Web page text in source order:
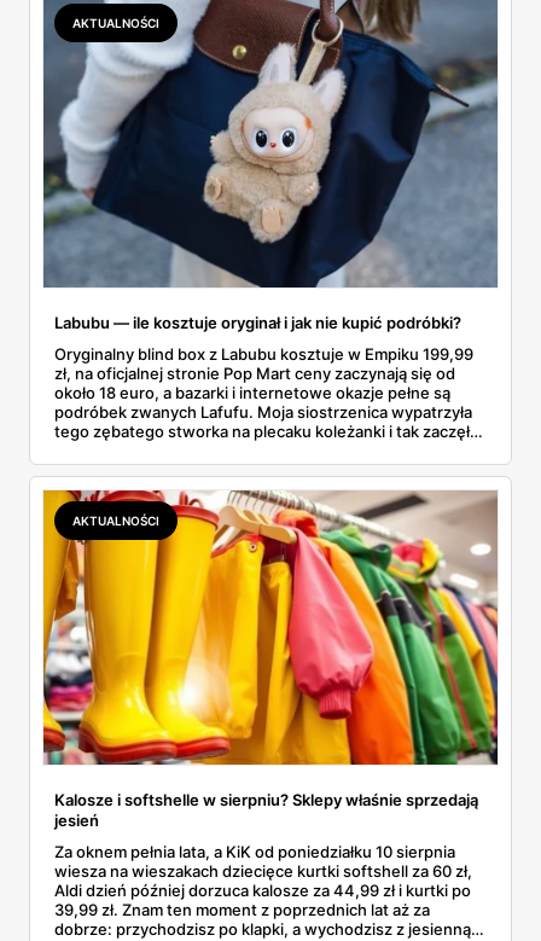
dokładnie dostajemy za te pieniądze i komu taka rakieta
faktycznie wystarczy.
AKTUALNOŚCI
Labubu — ile kosztuje oryginał i jak nie kupić podróbki?
Oryginalny blind box z Labubu kosztuje w Empiku 199,99
zł, na oficjalnej stronie Pop Mart ceny zaczynają się od
około 18 euro, a bazarki i internetowe okazje pełne są
podróbek zwanych Lafufu. Moja siostrzenica wypatrzyła
tego zębatego stworka na plecaku koleżanki i tak zaczęło
kosztuje i po czym poznać, że sprzedawca nie wciska nam
podróbki. Spisałam wszystko, czego się dowiedziałam —
łącznie z jedną wpadką, o której za chwilę.
AKTUALNOŚCI
Kalosze i softshelle w sierpniu? Sklepy właśnie sprzedają
jesień
Za oknem pełnia lata, a KiK od poniedziałku 10 sierpnia
wiesza na wieszakach dziecięce kurtki softshell za 60 zł,
Aldi dzień później dorzuca kalosze za 44,99 zł i kurtki po
39,99 zł. Znam ten moment z poprzednich lat aż za
dobrze: przychodzisz po klapki, a wychodzisz z jesienną